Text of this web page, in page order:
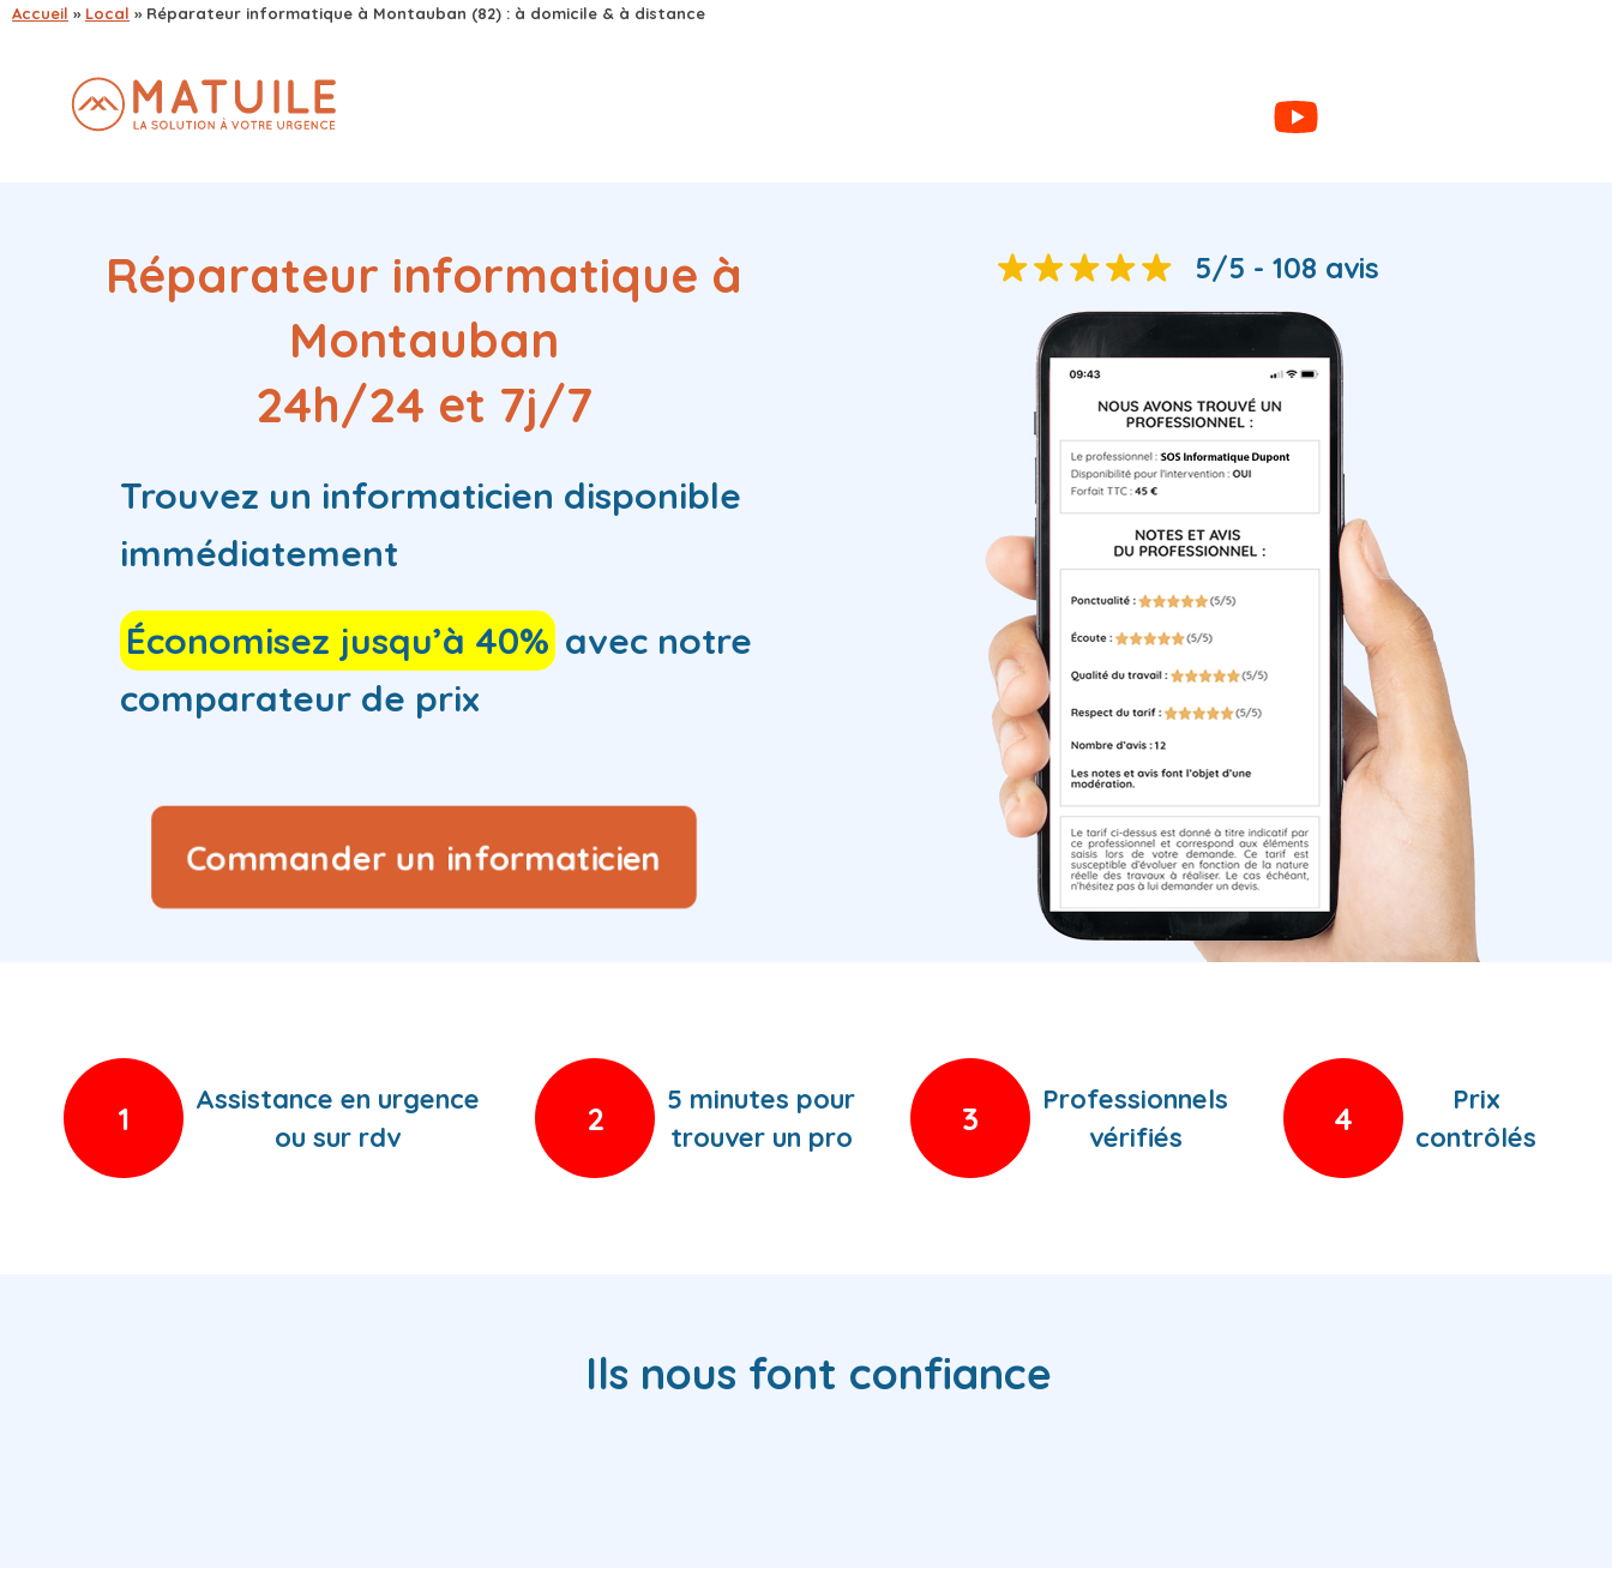
Accueil » Local » Réparateur informatique à Montauban (82) : à domicile & à distance
Réparateur informatique à
Montauban
24h/24 et 7j/7
Trouvez un informaticien disponible
immédiatement
Économisez jusqu’à 40% avec notre
comparateur de prix
Commander un informaticien
5/5 - 108 avis
1
Assistance en urgence
ou sur rdv
2
5 minutes pour
trouver un pro
3
Professionnels
vérifiés
4
Prix
contrôlés
Ils nous font confiance